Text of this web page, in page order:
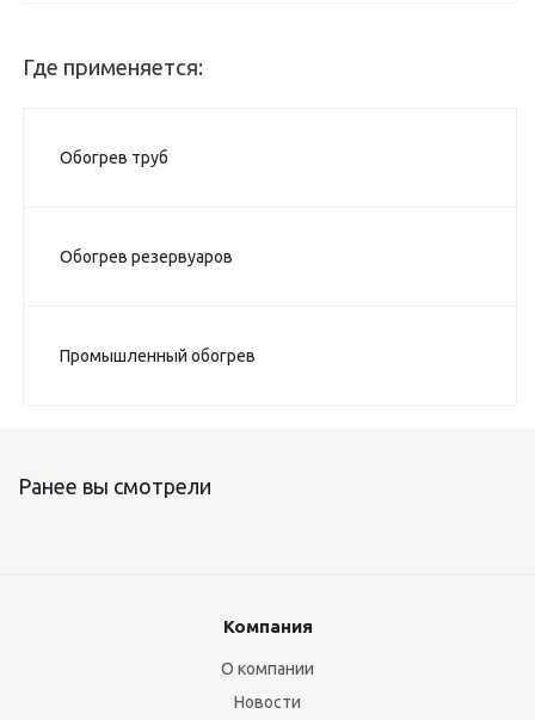
Где применяется:
Обогрев труб
Обогрев резервуаров
Промышленный обогрев
Ранее вы смотрели
Компания
О компании
Новости